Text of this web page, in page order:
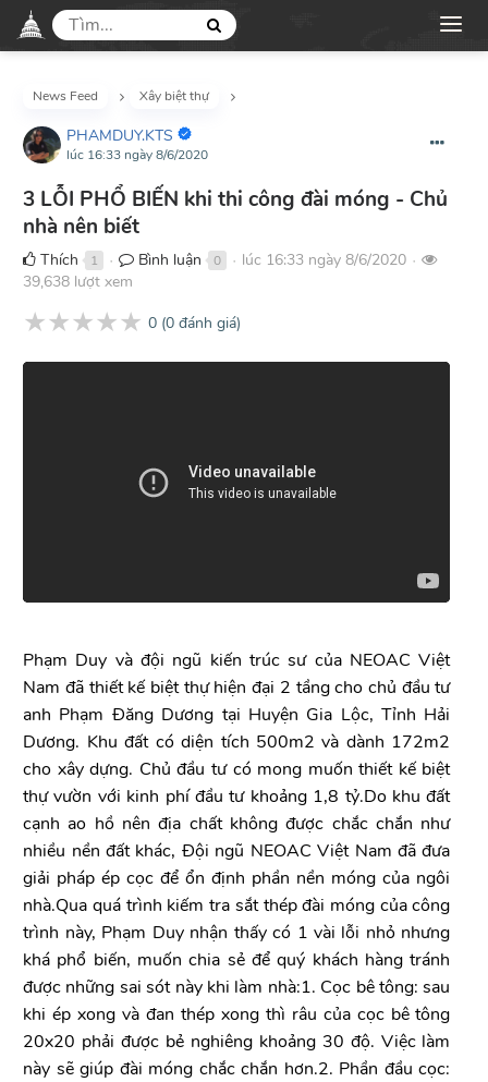
News Feed Xây biệt thự
PHAMDUY.KTS
lúc 16:33 ngày 8/6/2020
3 LỖI PHỔ BIẾN khi thi công đài móng - Chủ
nhà nên biết
Thích 1 ● Bình luận 0 ● lúc 16:33 ngày 8/6/2020 ●
39,638 lượt xem
★★★★★ 0 (0 đánh giá)
Phạm Duy và đội ngũ kiến trúc sư của NEOAC Việt
Nam đã thiết kế biệt thự hiện đại 2 tầng cho chủ đầu tư
anh Phạm Đăng Dương tại Huyện Gia Lộc, Tỉnh Hải
Dương. Khu đất có diện tích 500m2 và dành 172m2
cho xây dựng. Chủ đầu tư có mong muốn thiết kế biệt
thự vườn với kinh phí đầu tư khoảng 1,8 tỷ.Do khu đất
cạnh ao hồ nên địa chất không được chắc chắn như
nhiều nền đất khác, Đội ngũ NEOAC Việt Nam đã đưa
giải pháp ép cọc để ổn định phần nền móng của ngôi
nhà.Qua quá trình kiếm tra sắt thép đài móng của công
trình này, Phạm Duy nhận thấy có 1 vài lỗi nhỏ nhưng
khá phổ biến, muốn chia sẻ để quý khách hàng tránh
được những sai sót này khi làm nhà:1. Cọc bê tông: sau
khi ép xong và đan thép xong thì râu của cọc bê tông
20x20 phải được bẻ nghiêng khoảng 30 độ. Việc làm
này sẽ giúp đài móng chắc chắn hơn.2. Phần đầu cọc: